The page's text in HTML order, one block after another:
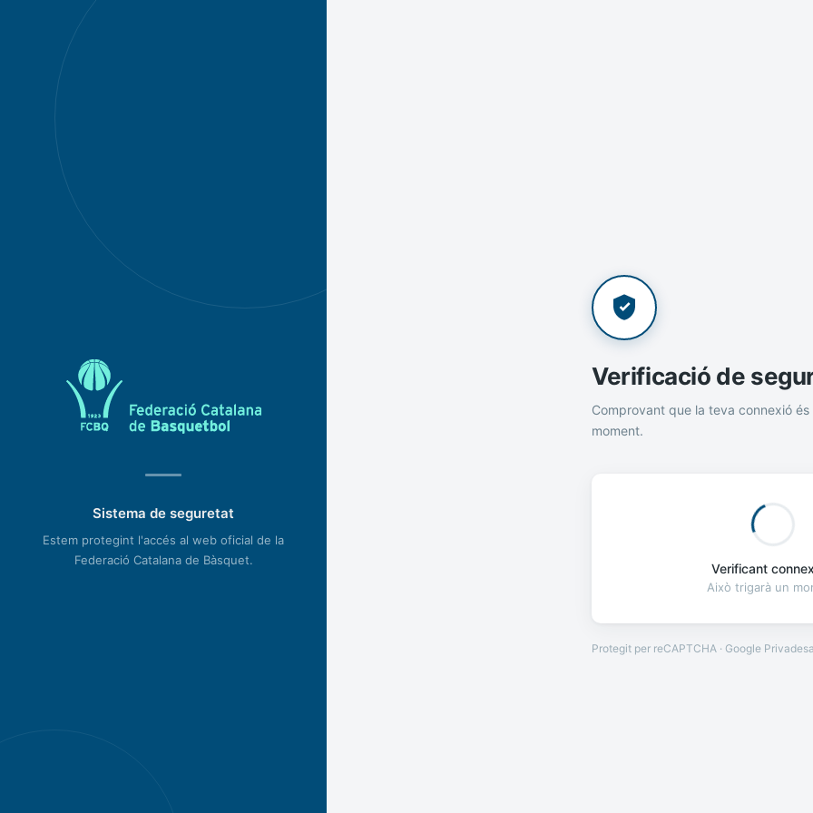
Sistema de seguretat
Estem protegint l'accés al web oficial de la
Federació Catalana de Bàsquet.
Verificació de
Comprovant que la teva connexió és
moment.
Verificant
Això trigarà un
Protegit per reCAPTCHA · Google Privadesa